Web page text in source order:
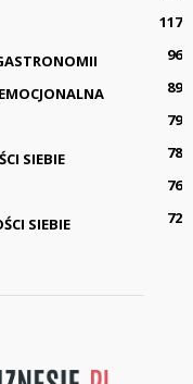
117
96
89
79
SIEBIE
78
76
SIEBIE
72